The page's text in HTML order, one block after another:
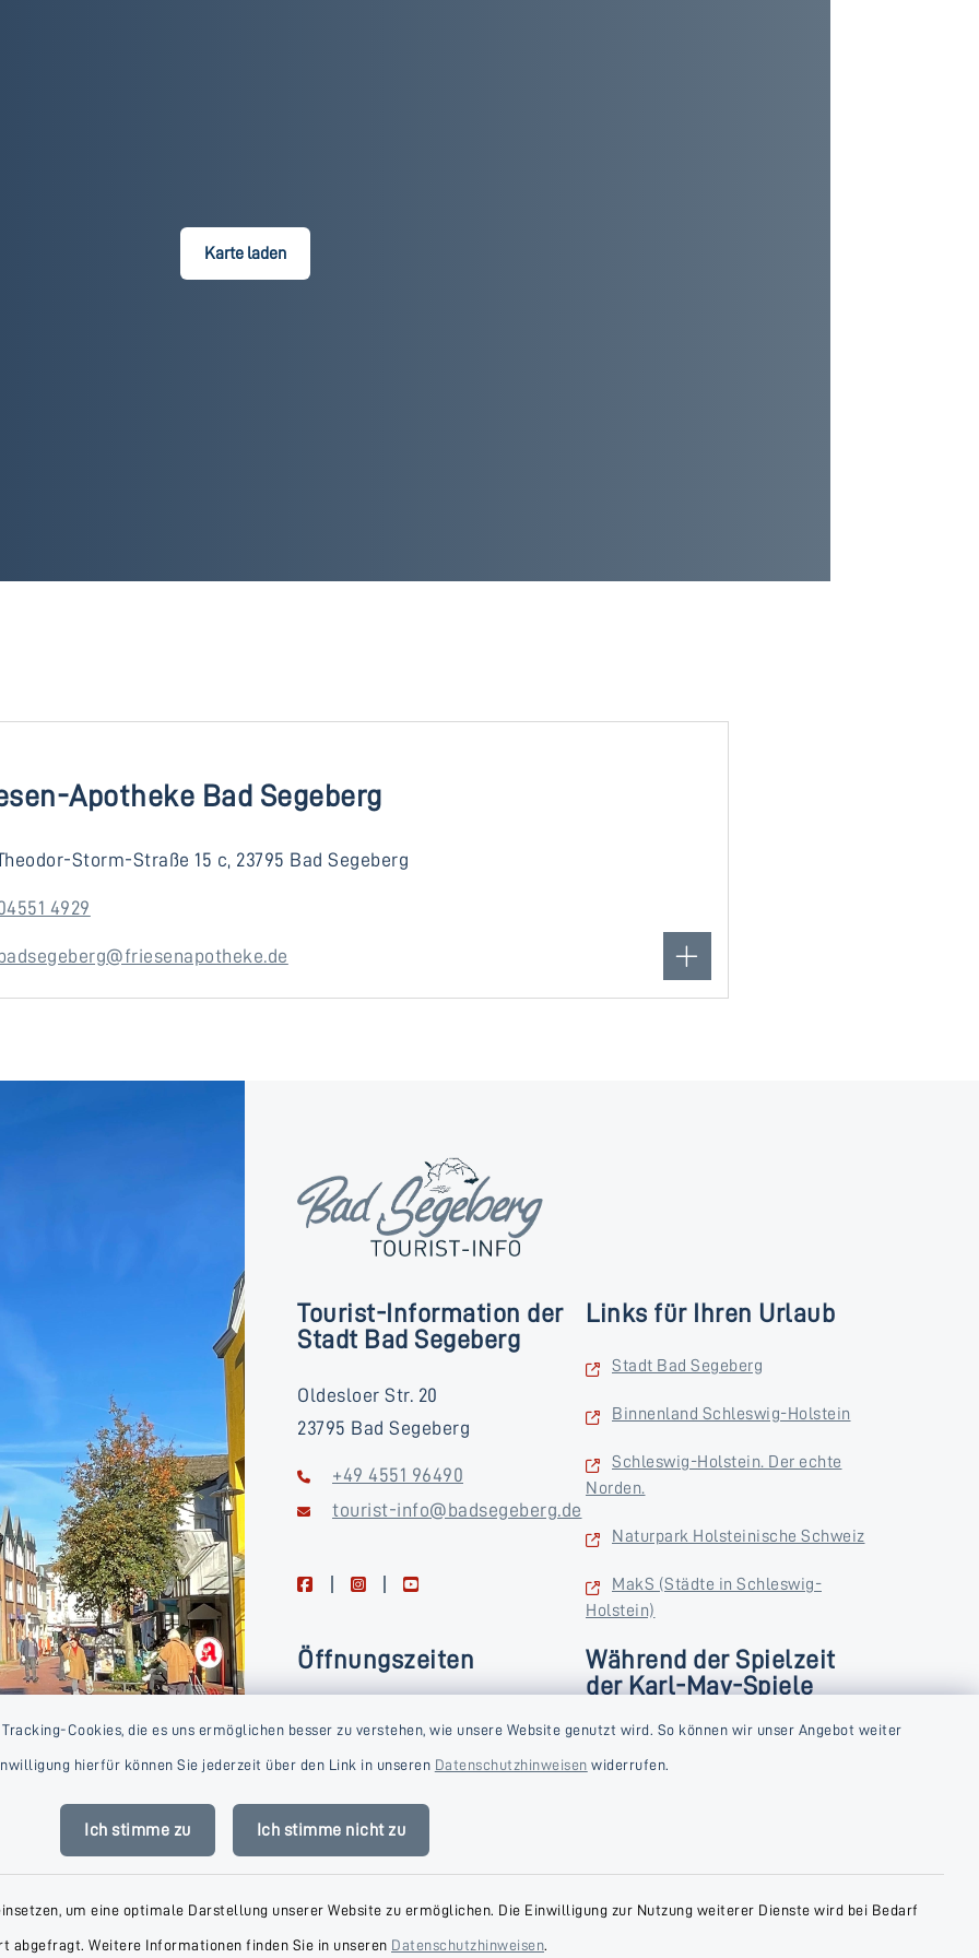
Cookies, die es uns ermöglichen besser zu verstehen, wie unsere Website genutzt wird. So können wir unser Angebot weiter
hierfür können Sie jederzeit über den Link in unseren Datenschutzhinweisen widerrufen.
Ich stimme zu Ich stimme nicht zu
um eine optimale Darstellung unserer Website zu ermöglichen. Die Einwilligung zur Nutzung weiterer Dienste wird bei Bedarf
abgefragt. Weitere Informationen finden Sie in unseren Datenschutzhinweisen.
Karte laden
Apotheke Bad Segeberg
Storm-Straße 15 c, 23795 Bad Segeberg
4929
Tourist-Information der
Stadt Bad Segeberg
Oldesloer Str. 20
23795 Bad Segeberg
+49 4551 96490
tourist-info@badsegeberg.de
facebookinstagramyoutube
Links für Ihren Urlaub
Stadt Bad Segeberg
Binnenland Schleswig-Holstein
Schleswig-Holstein. Der echte
Norden.
Naturpark Holsteinische Schweiz
MakS (Städte in Schleswig-
Holstein)
Öffnungszeiten
Freitag
09:00-16:00 Uhr
Mittwoch
09:00-14:00 Uhr
Während der Spielzeit
der Karl-May-Spiele
Donnerstag und Freitag